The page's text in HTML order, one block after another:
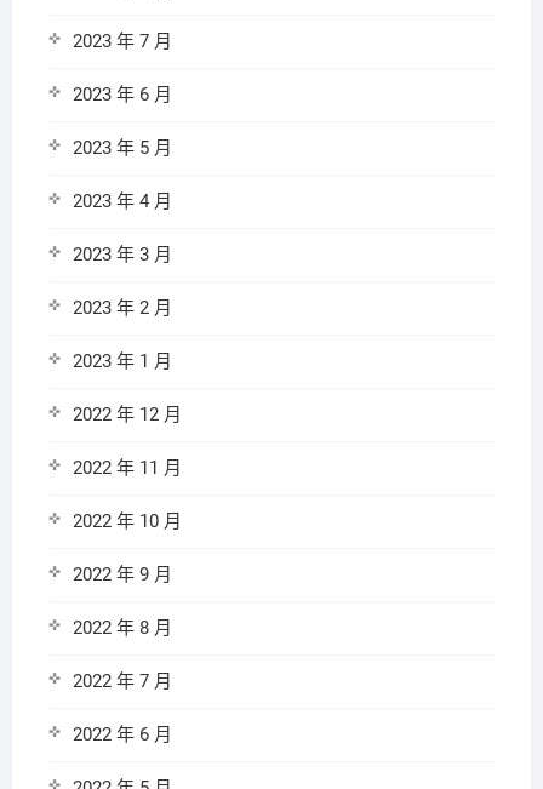
2023 年 7 月
2023 年 6 月
2023 年 5 月
2023 年 4 月
2023 年 3 月
2023 年 2 月
2023 年 1 月
2022 年 12 月
2022 年 11 月
2022 年 10 月
2022 年 9 月
2022 年 8 月
2022 年 7 月
2022 年 6 月